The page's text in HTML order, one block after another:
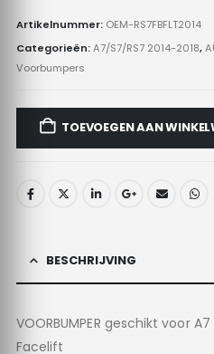
Artikelnummer: OEM-RS7FBFLT2014
Categorieën:A7/S7/RS7 2014-2018,
Voorbumpers
TOEVOEGEN AAN
BESCHRIJVING
VOORBUMPER geschikt voor
Facelift